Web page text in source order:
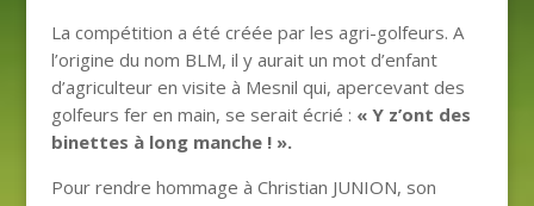
La compétition a été créée par les agri-golfeurs. A
l’origine du nom BLM, il y aurait un mot d’enfant
d’agriculteur en visite à Mesnil qui, apercevant des
golfeurs fer en main, se serait écrié : « Y z’ont des
binettes à long manche ! ».
Pour rendre hommage à Christian JUNION, son